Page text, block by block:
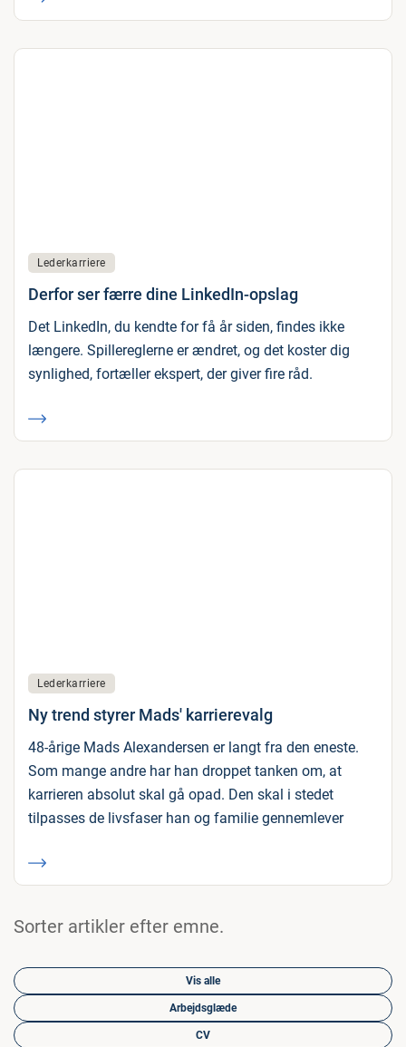
Lederkarriere
Derfor ser færre dine LinkedIn-opslag
Det LinkedIn, du kendte for få år siden, findes ikke
længere. Spillereglerne er ændret, og det koster dig
synlighed, fortæller ekspert, der giver fire råd.
Lederkarriere
Ny trend styrer Mads' karrierevalg
48-årige Mads Alexandersen er langt fra den eneste.
Som mange andre har han droppet tanken om, at
karrieren absolut skal gå opad. Den skal i stedet
tilpasses de livsfaser han og familie gennemlever
Sorter artikler efter emne.
Vis alle
Arbejdsglæde
CV